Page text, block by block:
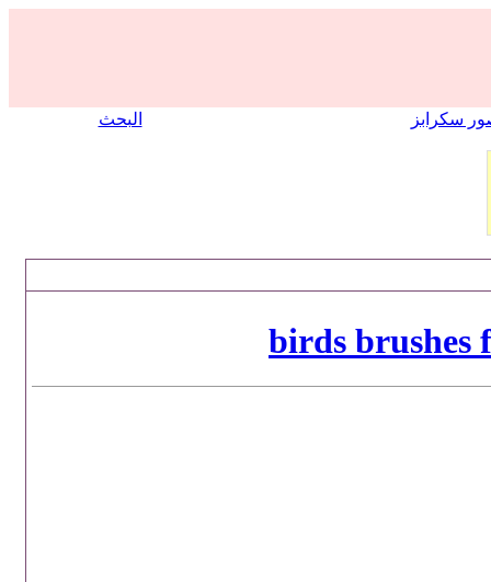
سكرابز البحث